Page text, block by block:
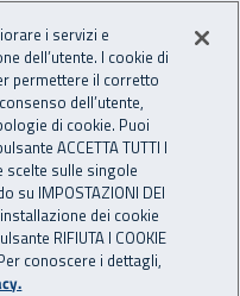
Apri cerca
i servizi e
dell’utente. I cookie di
permettere il corretto
dell’utente,
di cookie. Puoi
ACCETTA TUTTI I
scelte sulle singole
su IMPOSTAZIONI DEI
dei cookie
RIFIUTA I COOKIE
conoscere i dettagli,